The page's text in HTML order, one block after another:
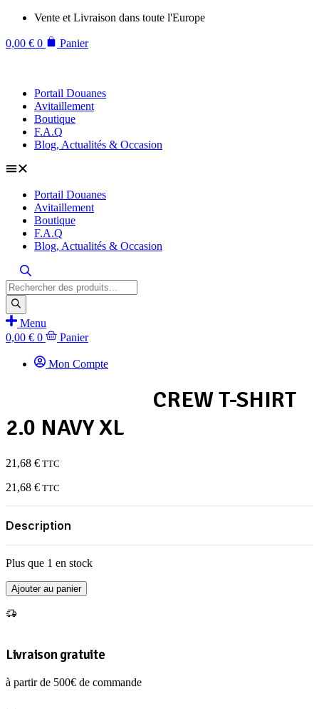
Aller
contenu
Vente et Livraison dans toute l'Europe
0,00 € 0 Panier
Portail Douanes
Avitaillement
Boutique
F.A.Q
Blog, Actualités & Occasion
Portail Douanes
Avitaillement
Boutique
F.A.Q
Blog, Actualités & Occasion
Recherche
de
produits
Menu
0,00 € 0 Panier
Mon Compte
CREW T-SHIRT
2.0 NAVY XL
21,68 € TTC
21,68 € TTC
Description
Plus que 1 en stock
quantité
de
CREW
2.0
XL
Ajouter au panier
Livraison gratuite
à partir de 500€ de commande